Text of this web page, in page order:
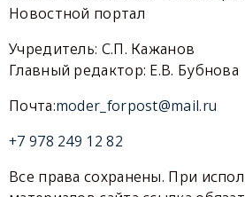
Новостной портал
Учредитель: С.П. Кажанов
Главный редактор: Е.В. Бубнова
Почта:moder_forpost@mail.ru
+7 978 249 12 82
Все права сохранены. При